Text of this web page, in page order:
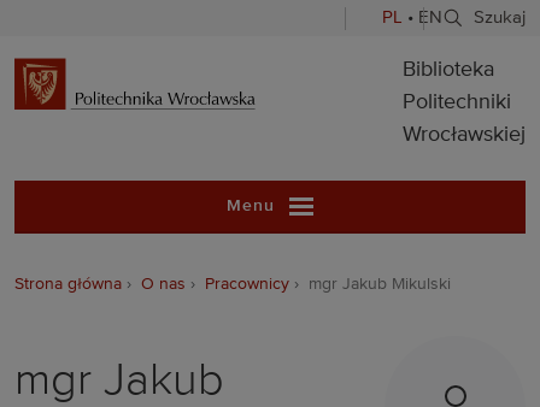
PL • EN Szukaj
Biblioteka
Biblioteka
Politechniki
Wrocławskiej
Menu
Strona główna O nas Pracownicy mgr Jakub Mikulski
mgr Jakub